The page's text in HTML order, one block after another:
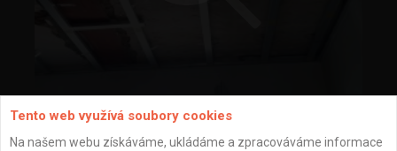
montáž SDK podhledů
Tento web využívá soubory cookies
Na našem webu získáváme, ukládáme a zpracováváme informace